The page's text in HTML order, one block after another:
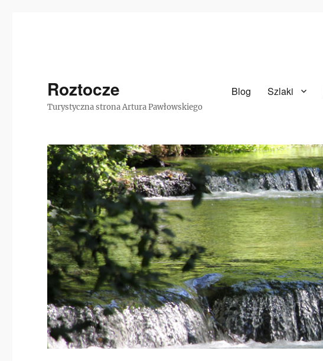
Roztocze
Turystyczna strona Artura Pawłowskiego
Blog Szlaki